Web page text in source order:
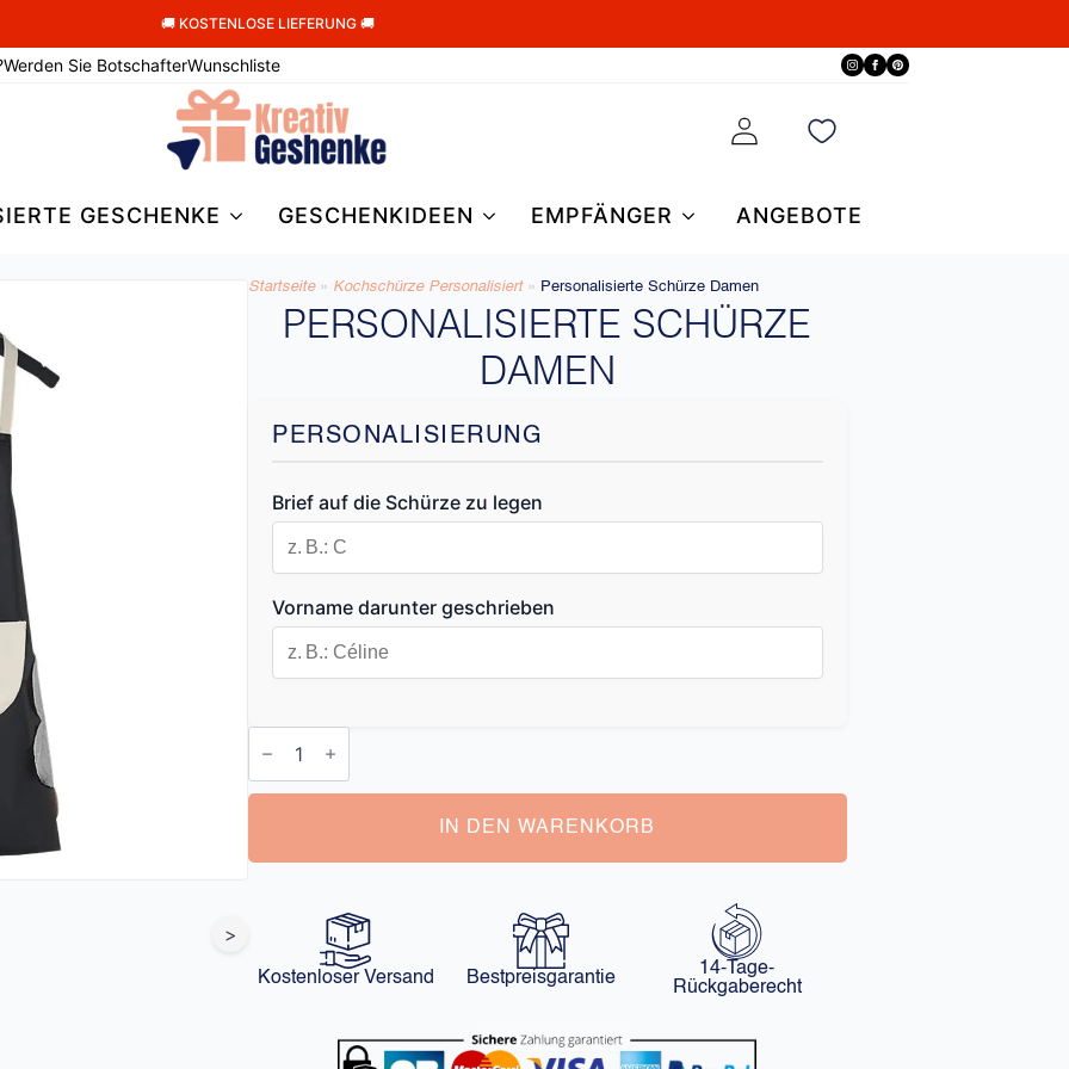
🚚 KOSTENLOSE LIEFERUNG 🚚
Werden Sie BotschafterWunschliste
GESCHENKE GESCHENKIDEEN EMPFÄNGER ANGEBOTE
>
Startseite » Kochschürze Personalisiert » Personalisierte Schürze Damen
PERSONALISIERTE SCHÜRZE
DAMEN
PERSONALISIERUNG
Brief auf die Schürze zu legen
Vorname darunter geschrieben
Personalisierte
Schürze
Damen
Menge
IN DEN WARENKORB
Kostenloser Versand Bestpreisgarantie
14-Tage-
Rückgaberecht